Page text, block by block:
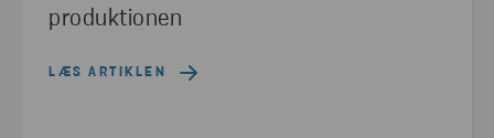
produktionen
LÆS ARTIKLEN